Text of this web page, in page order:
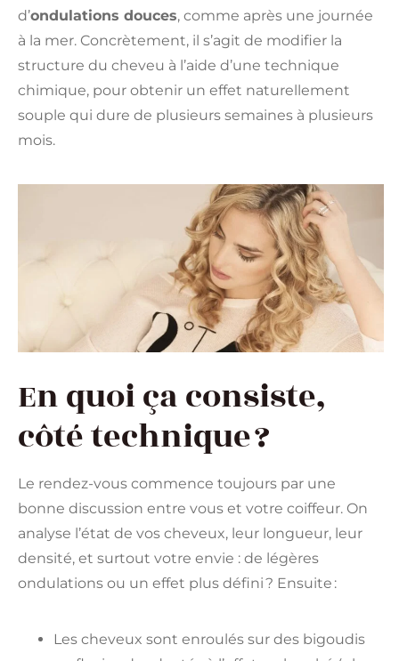
d’ondulations douces, comme après une journée
à la mer. Concrètement, il s’agit de modifier la
structure du cheveu à l’aide d’une technique
chimique, pour obtenir un effet naturellement
souple qui dure de plusieurs semaines à plusieurs
mois.
En quoi ça consiste,
côté technique ?
Le rendez-vous commence toujours par une
bonne discussion entre vous et votre coiffeur. On
analyse l’état de vos cheveux, leur longueur, leur
densité, et surtout votre envie : de légères
ondulations ou un effet plus défini ? Ensuite :
Les cheveux sont enroulés sur des bigoudis